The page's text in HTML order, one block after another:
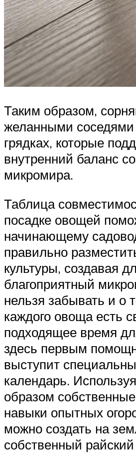
Таким образом,
желанными
грядках, которые
внутренний баланс
микромира.
Таблица
посадке овощей
начинающему
правильно
культуры, создавая
благоприятный
нельзя забывать и о
каждого овоща есть
подходящее время
здесь первым
выступит
календарь.
образом
навыки опытных
можно создать на
собственный райский